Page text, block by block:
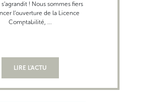
! Nous sommes fiers
l’ouverture de la Licence
Comptabilité, ...
LIRE L'ACTU